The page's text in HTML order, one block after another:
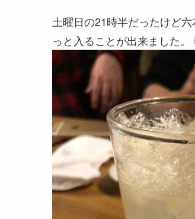
土曜日の21時半だったけど
っと入ることが出来ました。